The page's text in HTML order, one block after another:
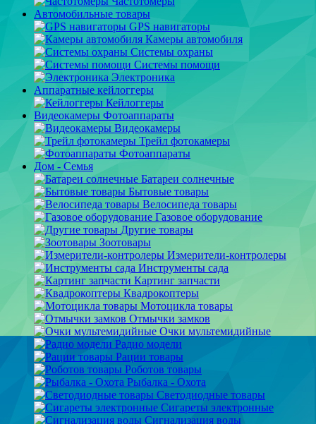
Автомобильные товары
GPS навигаторы
Камеры автомобиля
Системы охраны
Системы помощи
Электроника
Аппаратные кейлоггеры
Кейлоггеры
Видеокамеры Фотоаппараты
Видеокамеры
Трейл фотокамеры
Фотоаппараты
Дом - Семья
Батареи солнечные
Бытовые товары
Велосипеда товары
Газовое оборудование
Другие товары
Зоотовары
Измерители-контролеры
Инструменты сада
Картинг запчасти
Квадрокоптеры
Мотоцикла товары
Отмычки замков
Очки мультемидийные
Радио модели
Рации товары
Роботов товары
Рыбалка - Охота
Светодиодные товары
Сигареты электронные
Сигнализация воды